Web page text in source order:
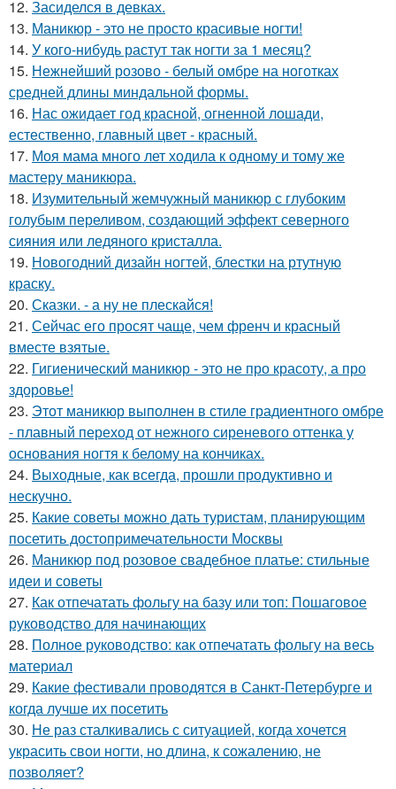
12. Засиделся в девках.
13. Маникюр - это не просто красивые ногти!
14. У кого-нибудь растут так ногти за 1 месяц?
15. Нежнейший розово - белый омбре на ноготках
средней длины миндальной формы.
16. Нас ожидает год красной, огненной лошади,
естественно, главный цвет - красный.
17. Моя мама много лет ходила к одному и тому же
мастеру маникюра.
18. Изумительный жемчужный маникюр с глубоким
голубым переливом, создающий эффект северного
сияния или ледяного кристалла.
19. Новогодний дизайн ногтей, блестки на ртутную
краску.
20. Сказки. - а ну не плескайся!
21. Сейчас его просят чаще, чем френч и красный
вместе взятые.
22. Гигиенический маникюр - это не про красоту, а про
здоровье!
23. Этот маникюр выполнен в стиле градиентного омбре
- плавный переход от нежного сиреневого оттенка у
основания ногтя к белому на кончиках.
24. Выходные, как всегда, прошли продуктивно и
нескучно.
25. Какие советы можно дать туристам, планирующим
посетить достопримечательности Москвы
26. Маникюр под розовое свадебное платье: стильные
идеи и советы
27. Как отпечатать фольгу на базу или топ: Пошаговое
руководство для начинающих
28. Полное руководство: как отпечатать фольгу на весь
материал
29. Какие фестивали проводятся в Санкт-Петербурге и
когда лучше их посетить
30. Не раз сталкивались с ситуацией, когда хочется
украсить свои ногти, но длина, к сожалению, не
позволяет?